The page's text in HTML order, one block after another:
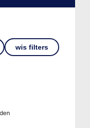
wis filters